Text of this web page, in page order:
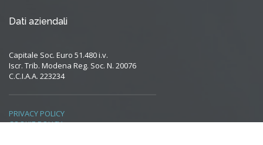
Dati aziendali
Capitale Soc. Euro 51.480 i.v.
Iscr. Trib. Modena Reg. Soc. N. 20076
C.C.I.A.A. 223234
PRIVACY POLICY
COOKIE POLICY